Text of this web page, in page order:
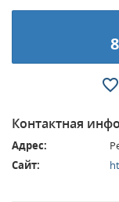
Контактная
Адрес:
Сайт: